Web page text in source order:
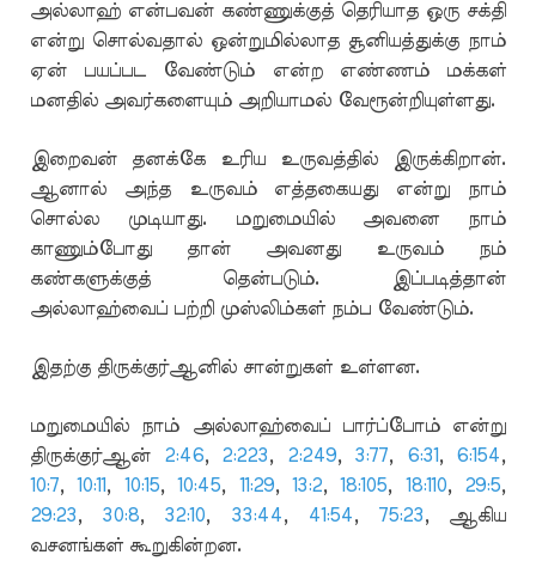
அல்லாஹ் என்பவன் கண்ணுக்குத் தெரியாத ஒரு சக்தி
என்று சொல்வதால் ஒன்றுமில்லாத சூனியத்துக்கு நாம்
ஏன் பயப்பட வேண்டும் என்ற எண்ணம் மக்கள்
மனதில் அவர்களையும் அறியாமல் வேரூன்றியுள்ளது.
இறைவன் தனக்கே உரிய உருவத்தில் இருக்கிறான்.
ஆனால் அந்த உருவம் எத்தகையது என்று நாம்
சொல்ல முடியாது. மறுமையில் அவனை நாம்
காணும்போது தான் அவனது உருவம் நம்
கண்களுக்குத் தென்படும். இப்படித்தான்
அல்லாஹ்வைப் பற்றி முஸ்லிம்கள் நம்ப வேண்டும்.
இதற்கு திருக்குர்ஆனில் சான்றுகள் உள்ளன.
மறுமையில் நாம் அல்லாஹ்வைப் பார்ப்போம் என்று
திருக்குர்ஆன் 2:46, 2:223, 2:249, 3:77, 6:31, 6:154,
10:7,10:11, 10:15,10:45, 11:29, 13:2,18:105, 18:110, 29:5,
29:23, 30:8, 32:10, 33:44, 41:54, 75:23, ஆகிய
வசனங்கள் கூறுகின்றன.